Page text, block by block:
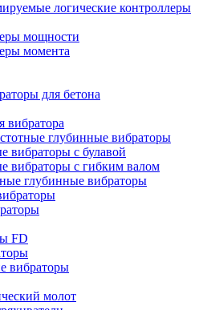
логические контроллеры
мощности
момента
для бетона
вибратора
глубинные вибраторы
вибраторы с булавой
вибраторы с гибким валом
глубинные вибраторы
FD
вибраторы
молот